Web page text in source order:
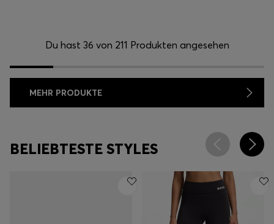
Du hast 36 von 211 Produkten angesehen
MEHR PRODUKTE
BELIEBTESTE STYLES